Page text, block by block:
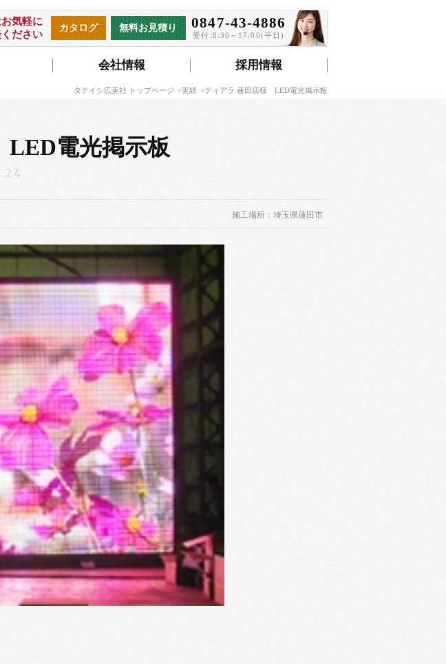
会社情報 採用情報
0847-43-4886
受付:8:30～17:00(平日)
無料お見積り
カタログ
お気軽に
ださい
タテイシ広美社 トップページ 実績 ティアラ 蓮田店様 LED電光掲示板
電光掲示板
施工場所：埼玉県蓮田市